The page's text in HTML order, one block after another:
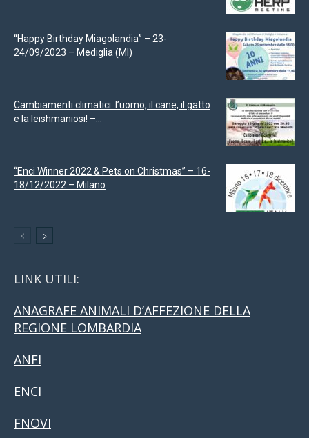
“Happy Birthday Miagolandia” – 23-
24/09/2023 – Mediglia (MI)
Cambiamenti climatici: l’uomo, il cane, il gatto
e la leishmaniosi! –...
“Enci Winner 2022 & Pets on Christmas” – 16-
18/12/2022 – Milano
LINK UTILI:
ANAGRAFE ANIMALI D’AFFEZIONE DELLA
REGIONE LOMBARDIA
ANFI
ENCI
FNOVI